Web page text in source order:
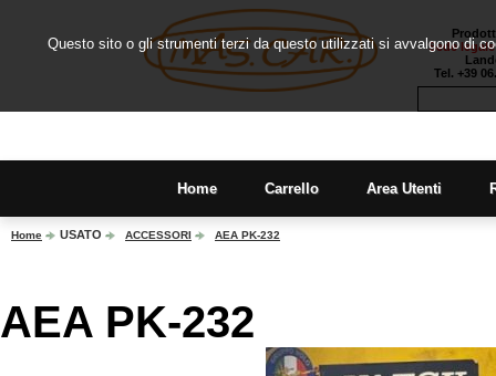
Sede
Tel. +39
Home Carrello Area Utenti
Home USATO ACCESSORI AEA PK-232
AEA PK-232
Questo sito o gli strumenti terzi da questo utilizzati si avvalgono di